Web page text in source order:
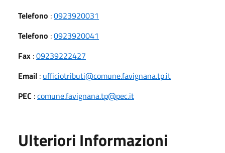
Telefono :0923920031
Telefono :0923920041
Fax :09239222427
Email : ufficiotributi@comune.favignana.tp.it
PEC :comune.favignana.tp@pec.it
Ulteriori Informazioni